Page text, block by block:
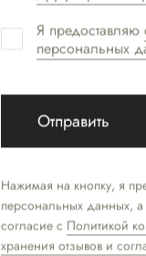
Я предоставляю
персональных
Отправить
Нажимая на кнопку, я
персональных данных,
согласие с Политикой
хранения отзывов и